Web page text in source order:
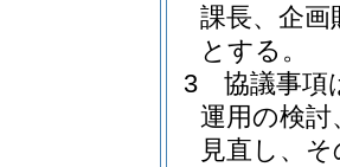
課長、企画
とする。
3
協議事項
運用の検
見直し、